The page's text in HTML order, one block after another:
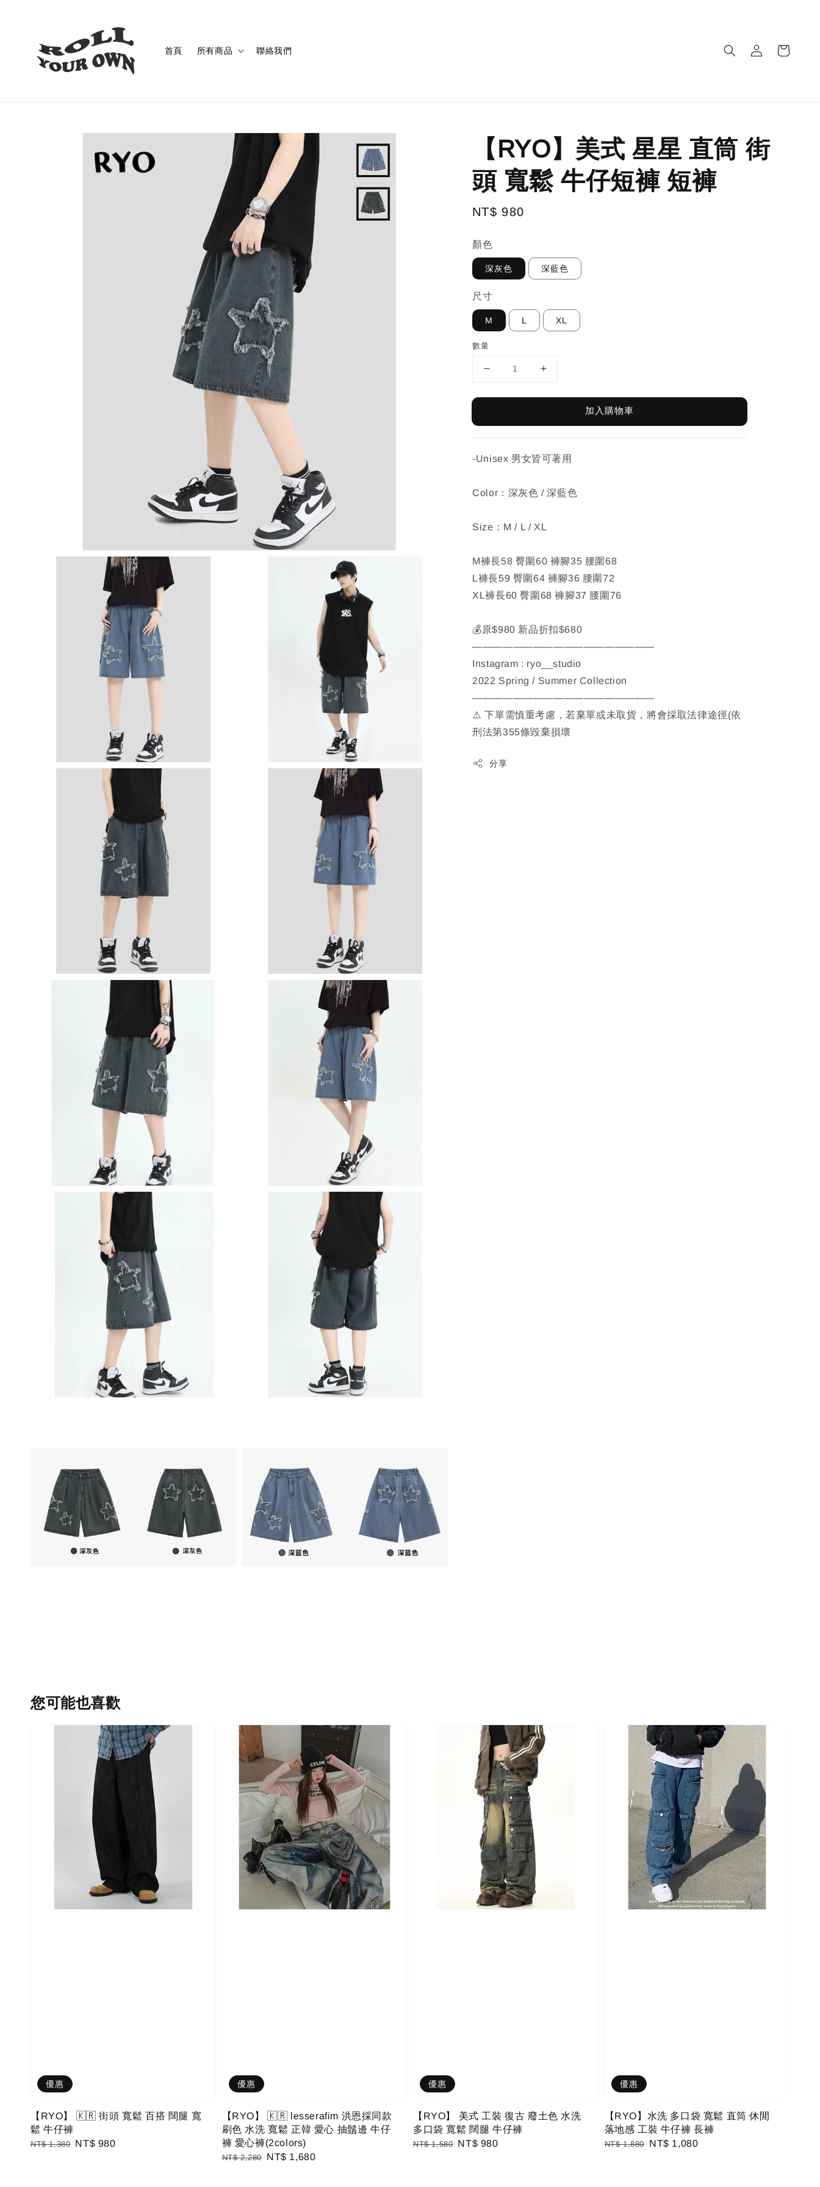
首頁 所有商品 聯絡我們
【RYO】美式 星星 直筒 街
頭 寬鬆 牛仔短褲 短褲
Regular
NT$ 980
顏色
深灰色 深藍色
尺寸
M L XL
數量
加入購物車
-Unisex 男女皆可著用
Color：深灰色 / 深藍色
Size：M / L / XL
M褲長58 臀圍60 褲腳35 腰圍68
L褲長59 臀圍64 褲腳36 腰圍72
XL褲長60 臀圍68 褲腳37 腰圍76
💰原$980 新品折扣$680
——————————————————
Instagram : ryo__studio
2022 Spring / Summer Collection
——————————————————
⚠️ 下單需慎重考慮，若棄單或未取貨，將會採取法律途徑(依
刑法第355條毀棄損壞
分享
您可能也喜歡
優惠
【RYO】 🇰🇷 街頭 寬鬆 百搭 闊腿 寬
鬆 牛仔褲
Regular
NT$ 1,380 Sale
NT$ 980
優惠
【RYO】 🇰🇷 lesserafim 洪恩採同款
刷色 水洗 寬鬆 正韓 愛心 抽鬚邊 牛仔
褲 愛心褲(2colors)
Regular
NT$ 2,280
Sale
NT$ 1,680
優惠
【RYO】 美式 工裝 復古 廢土色 水洗
多口袋 寬鬆 闊腿 牛仔褲
Regular
NT$ 1,580 Sale
NT$ 980
優惠
【RYO】水洗 多口袋 寬鬆 直筒 休閒
落地感 工裝 牛仔褲 長褲
Regular
NT$ 1,880
Sale
NT$ 1,080